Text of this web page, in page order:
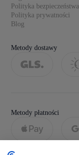
Polityka bezpieczeństwa
Polityka prywatności
Blog
Metody dostawy
Metody płatności